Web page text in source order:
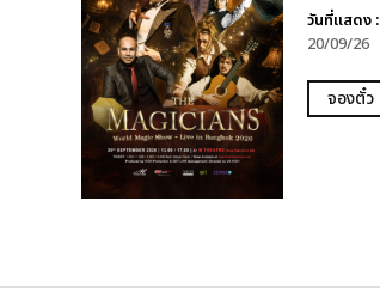
วันที่แสดง :
20/09/26
จองตั๋ว